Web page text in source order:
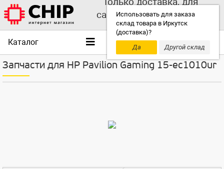
Использовать для заказа
склад товара в Иркутск
(доставка)?
Да
Другой склад
самовывоза выбирайте
другой склад!
Каталог
Запчасти для HP Pavilion Gaming 15-ec1010ur